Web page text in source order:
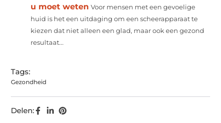
u moet weten Voor mensen met een gevoelige
huid is het een uitdaging om een scheerapparaat te
kiezen dat niet alleen een glad, maar ook een gezond
resultaat...
Tags:
Gezondheid
Delen: